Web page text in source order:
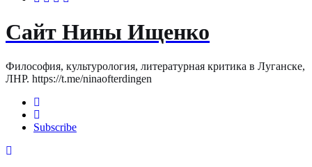
Сайт Нины Ищенко
Философия, культурология, литературная критика в Луганске,
ЛНР. https://t.me/ninaofterdingen
Subscribe